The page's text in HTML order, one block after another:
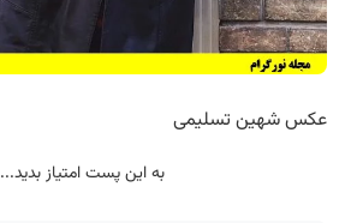
عکس شهین تسلیمی
به این پست امتیاز بدید...